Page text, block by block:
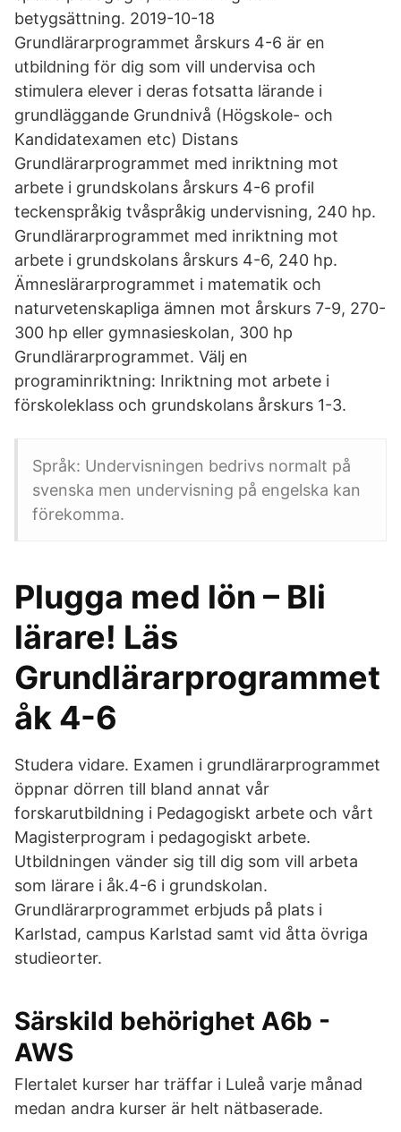
betygsättning. 2019-10-18
Grundlärarprogrammet årskurs 4-6 är en
utbildning för dig som vill undervisa och
stimulera elever i deras fotsatta lärande i
grundläggande Grundnivå (Högskole- och
Kandidatexamen etc) Distans
Grundlärarprogrammet med inriktning mot
arbete i grundskolans årskurs 4-6 profil
teckenspråkig tvåspråkig undervisning, 240 hp.
Grundlärarprogrammet med inriktning mot
arbete i grundskolans årskurs 4-6, 240 hp.
Ämneslärarprogrammet i matematik och
naturvetenskapliga ämnen mot årskurs 7-9, 270-
300 hp eller gymnasieskolan, 300 hp
Grundlärarprogrammet. Välj en
programinriktning: Inriktning mot arbete i
förskoleklass och grundskolans årskurs 1-3.
Språk: Undervisningen bedrivs normalt på
svenska men undervisning på engelska kan
förekomma.
Plugga med lön – Bli
lärare! Läs
Grundlärarprogrammet
åk 4-6
Studera vidare. Examen i grundlärarprogrammet
öppnar dörren till bland annat vår
forskarutbildning i Pedagogiskt arbete och vårt
Magisterprogram i pedagogiskt arbete.
Utbildningen vänder sig till dig som vill arbeta
som lärare i åk.4-6 i grundskolan.
Grundlärarprogrammet erbjuds på plats i
Karlstad, campus Karlstad samt vid åtta övriga
studieorter.
Särskild behörighet A6b -
AWS
Flertalet kurser har träffar i Luleå varje månad
medan andra kurser är helt nätbaserade.